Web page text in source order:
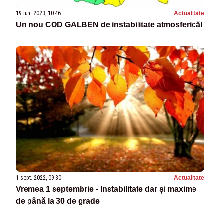
19 iun. 2023, 10:46 Actualitate
Un nou COD GALBEN de instabilitate atmosferică!
1 sept. 2022, 09:30 Actualitate
Vremea 1 septembrie - Instabilitate dar și maxime
de până la 30 de grade